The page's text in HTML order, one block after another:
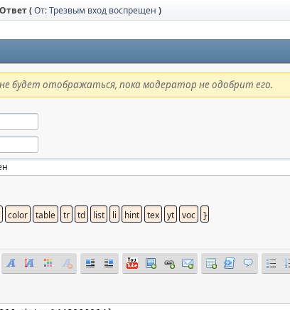
Ответ (От: Трезвым вход воспрещен )
будет отображаться, пока модератор не одобрит его.